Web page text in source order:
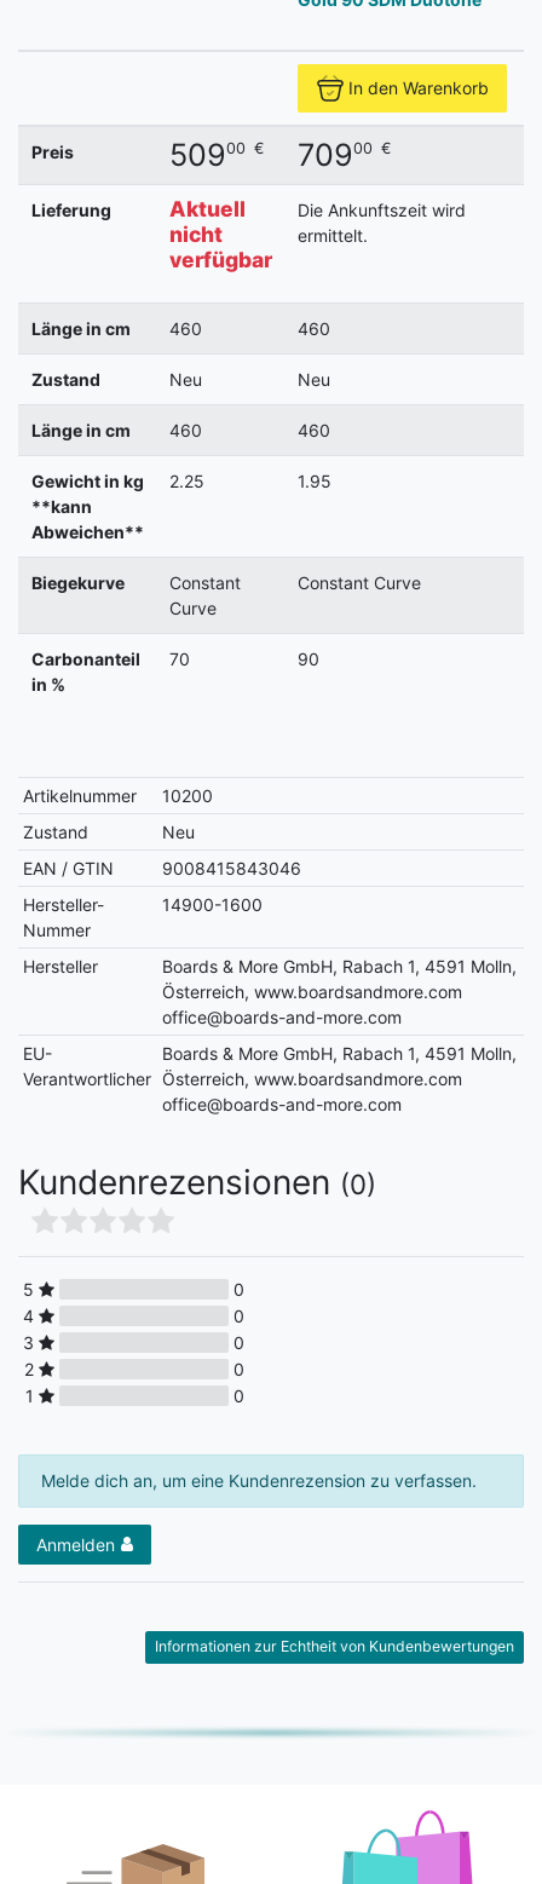
In den Warenkorb
Preis 50900 € 70900 €
Lieferung
Aktuell
nicht
verfügbar
Die Ankunftszeit wird
ermittelt.
Länge in cm 460 460
Zustand Neu Neu
Länge in cm 460 460
Gewicht in kg
**kann
Abweichen**
2.25 1.95
Biegekurve
Constant
Curve
Constant Curve
Carbonanteil
in %
70 90
Artikelnummer
10200
Zustand
Neu
EAN / GTIN
9008415843046
Hersteller-
Nummer
14900-1600
Hersteller
Boards & More GmbH, Rabach 1, 4591 Molln,
Österreich, www.boardsandmore.com
office@boards-and-more.com
EU-
Verantwortlicher
Boards & More GmbH, Rabach 1, 4591 Molln,
Österreich, www.boardsandmore.com
office@boards-and-more.com
Kundenrezensionen (0)
5
0
4
0
3
0
2
0
1
0
Melde dich an, um eine Kundenrezension zu verfassen.
Anmelden
Informationen zur Echtheit von Kundenbewertungen